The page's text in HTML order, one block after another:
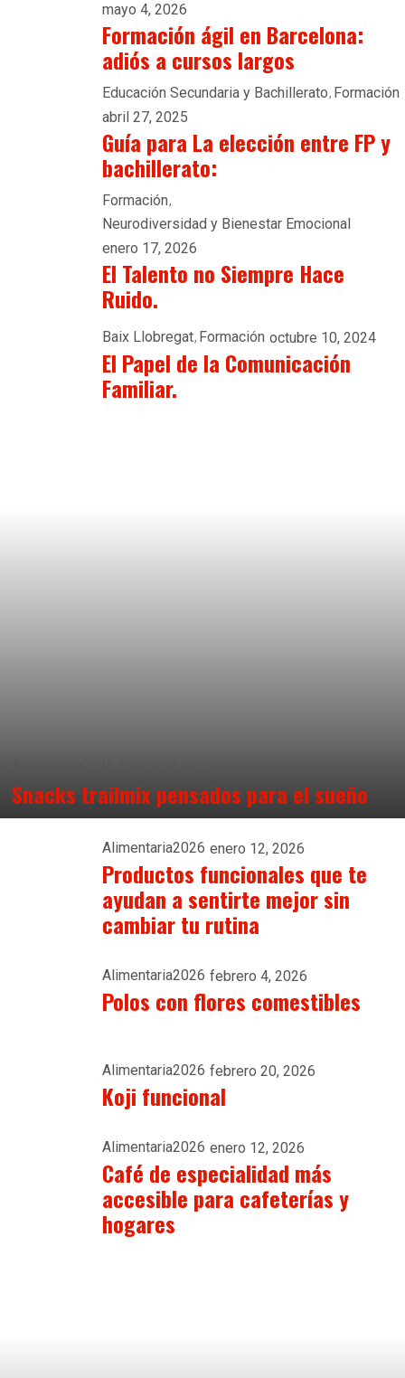
mayo 4, 2026
Formación ágil en Barcelona:
adiós a cursos largos
Educación Secundaria y Bachillerato Formación
abril 27, 2025
Guía para La elección entre FP y
bachillerato:
Formación
Neurodiversidad y Bienestar Emocional
enero 17, 2026
El Talento no Siempre Hace
Ruido.
Baix Llobregat Formación octubre 10, 2024
El Papel de la Comunicación
Familiar.
Snacks trailmix pensados para el sueño
Alimentaria2026 enero 12, 2026
Productos funcionales que te
ayudan a sentirte mejor sin
cambiar tu rutina
Alimentaria2026 febrero 4, 2026
Polos con flores comestibles
Alimentaria2026 febrero 20, 2026
Koji funcional
Alimentaria2026 enero 12, 2026
Café de especialidad más
accesible para cafeterías y
hogares